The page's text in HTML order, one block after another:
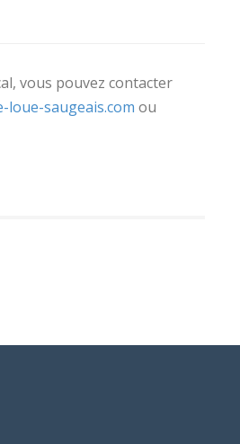
vous pouvez contacter
saugeais.com ou